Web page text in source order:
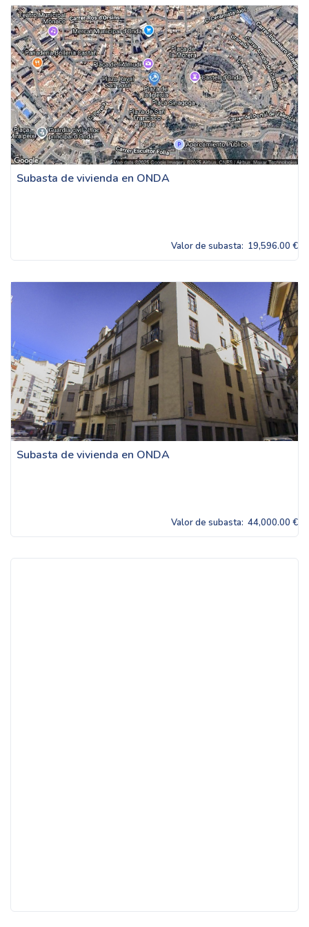
Subasta de vivienda en ONDA
Valor de subasta: 19,596.00 €
Subasta de vivienda en ONDA
Valor de subasta: 44,000.00 €